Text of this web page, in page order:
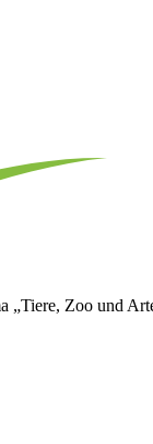
„Tiere, Zoo und